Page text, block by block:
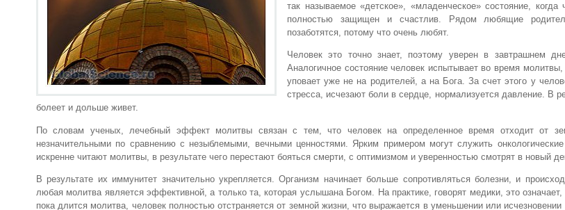
так называемое «детское», «младенческое» состояние, когда
полностью защищен и счастлив. Рядом любящие
позаботятся, потому что очень любят.
Человек это точно знает, поэтому уверен в завтрашнем
Аналогичное состояние человек испытывает во время
уповает уже не на родителей, а на Бога. За счет этого у
стресса, исчезают боли в сердце, нормализуется давление. В
болеет и дольше живет.
По словам ученых, лечебный эффект молитвы связан с тем, что человек на определенное время отходит от
незначительными по сравнению с незыблемыми, вечными ценностями. Ярким примером могут служить
искренне читают молитвы, в результате чего перестают бояться смерти, с оптимизмом и уверенностью смотрят в новый
В результате их иммунитет значительно укрепляется. Организм начинает больше сопротивляться болезни, и
любая молитва является эффективной, а только та, которая услышана Богом. На практике, говорят медики, это означает,
пока длится молитва, человек полностью отстраняется от земной жизни, что выражается в уменьшении или